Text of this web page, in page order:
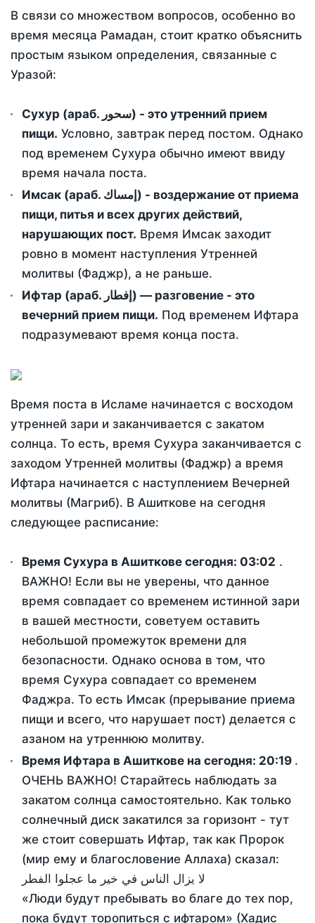
В связи со множеством вопросов, особенно во
время месяца Рамадан, стоит кратко объяснить
простым языком определения, связанные с
Уразой:
Сухур (араб. سحور) - это утренний прием
пищи. Условно, завтрак перед постом. Однако
под временем Сухура обычно имеют ввиду
время начала поста.
Имсак (араб. إمساك) - воздержание от приема
пищи, питья и всех других действий,
нарушающих пост. Время Имсак заходит
ровно в момент наступления Утренней
молитвы (Фаджр), а не раньше.
Ифтар (араб. إفطار) — разговение - это
вечерний прием пищи. Под временем Ифтара
подразумевают время конца поста.
Время поста в Исламе начинается с восходом
утренней зари и заканчивается с закатом
солнца. То есть, время Сухура заканчивается с
заходом Утренней молитвы (Фаджр) а время
Ифтара начинается с наступлением Вечерней
молитвы (Магриб). В Ашиткове на сегодня
следующее расписание:
Время Сухура в Ашиткове сегодня: 03:02 .
ВАЖНО! Если вы не уверены, что данное
время совпадает со временем истинной зари
в вашей местности, советуем оставить
небольшой промежуток времени для
безопасности. Однако основа в том, что
время Сухура совпадает со временем
Фаджра. То есть Имсак (прерывание приема
пищи и всего, что нарушает пост) делается с
азаном на утреннюю молитву.
Время Ифтара в Ашиткове на сегодня: 20:19 .
ОЧЕНЬ ВАЖНО! Старайтесь наблюдать за
закатом солнца самостоятельно. Как только
солнечный диск закатился за горизонт - тут
же стоит совершать Ифтар, так как Пророк
(мир ему и благословение Аллаха) сказал:
لا يزال الناس في خير ما عجلوا الفطر
«Люди будут пребывать во благе до тех пор,
пока будут торопиться с ифтаром» (Хадис